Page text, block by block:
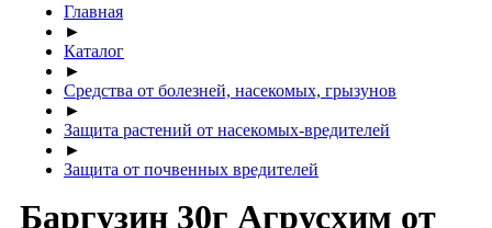
Главная
►
Каталог
►
Средства от болезней, насекомых, грызунов
►
Защита растений от насекомых-вредителей
►
Защита от почвенных вредителей
Баргузин 30г Агрусхим от